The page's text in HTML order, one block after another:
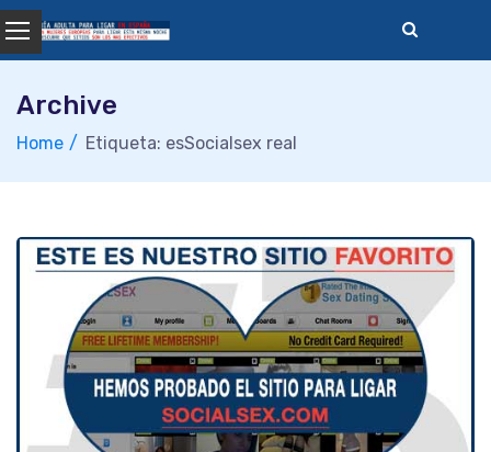
Skip
to
content
Archive
Home Etiqueta: esSocialsex real